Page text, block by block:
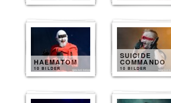
HAEMATOM
10 BILDER
SUICIDE
COMMANDO
10 BILDER